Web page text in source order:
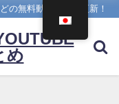
の無料動画を日々更新！
め